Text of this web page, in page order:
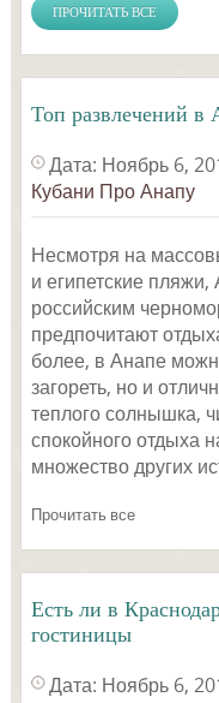
ПРОЧИТАТЬ ВСЕ
Топ развлечений в
Дата: Ноябрь 6,
Кубани Про Анапу
Несмотря на
и египетские
российским
предпочитают
более, в Анапе
загореть, но и
теплого солнышка,
спокойного отдыха
множество других
Прочитать все
Есть ли в
гостиницы
Дата: Ноябрь 6,